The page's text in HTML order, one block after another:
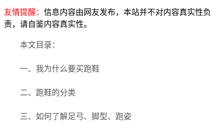
友情提醒： 信息内容由网友发布，本站并不对内容真实性负
责，请自鉴内容真实性。
本文目录：
一、我为什么要买跑鞋
二、跑鞋的分类
三、如何了解足弓、脚型、跑姿